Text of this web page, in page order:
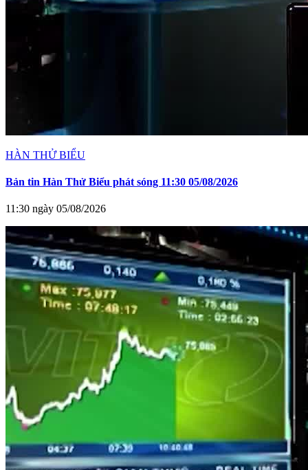
HÀN THỬ BIỂU
Bản tin Hàn Thử Biểu phát sóng 11:30 05/08/2026
11:30 ngày 05/08/2026